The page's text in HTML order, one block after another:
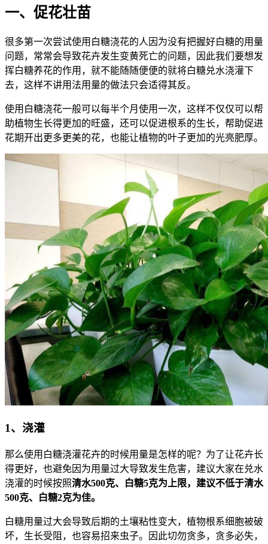
一、促花壮苗
很多第一次尝试使用白糖浇花的人因为没有把握好白糖的用量
问题，常常会导致花卉发生变黄死亡的问题，因此我们要想发
挥白糖养花的作用，就不能随随便便的就将白糖兑水浇灌下
去，这样不讲用法用量的做法只会适得其反。
使用白糖浇花一般可以每半个月使用一次，这样不仅仅可以帮
助植物生长得更加的旺盛，还可以促进根系的生长，帮助促进
花期开出更多更美的花，也能让植物的叶子更加的光亮肥厚。
1、浇灌
那么使用白糖浇灌花卉的时候用量是怎样的呢？为了让花卉长
得更好，也避免因为用量过大导致发生危害，建议大家在兑水
浇灌的时候按照清水500克、白糖5克为上限，建议不低于清水
500克、白糖2克为佳。
白糖用量过大会导致后期的土壤粘性变大，植物根系细胞被破
坏，生长受阻，也容易招来虫子。因此切勿贪多，贪多必失，